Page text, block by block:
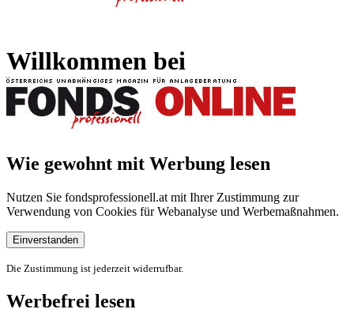
Willkommen bei
Wie gewohnt mit Werbung lesen
Nutzen Sie fondsprofessionell.at mit Ihrer Zustimmung zur
Verwendung von Cookies für Webanalyse und Werbemaßnahmen.
Einverstanden
Die Zustimmung ist jederzeit widerrufbar.
Werbefrei lesen